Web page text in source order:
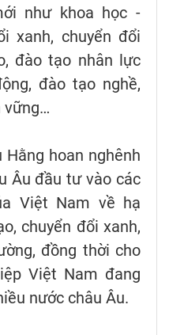
như khoa học -
xanh, chuyển đổi
đào tạo nhân lực
đào tạo nghề,
vững…
hoan nghênh
Âu đầu tư vào các
Việt Nam về hạ
chuyển đổi xanh,
đồng thời cho
Việt Nam đang
nước châu Âu.